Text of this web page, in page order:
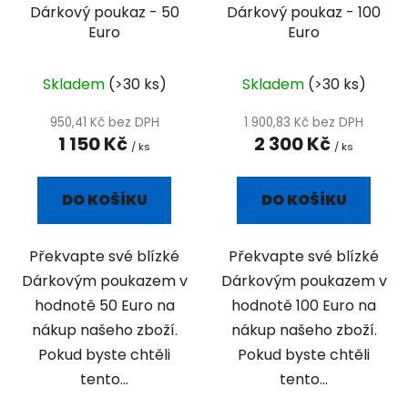
Dárkový poukaz - 50
Euro
Skladem (>30 ks)
950,41 Kč bez DPH
1 150 Kč / ks
DO KOŠÍKU
Překvapte své blízké
Dárkovým poukazem v
hodnotě 50 Euro na
nákup našeho zboží.
Pokud byste chtěli
tento...
Dárkový poukaz - 100
Euro
Skladem (>30 ks)
1 900,83 Kč bez DPH
2 300 Kč / ks
DO KOŠÍKU
Překvapte své blízké
Dárkovým poukazem v
hodnotě 100 Euro na
nákup našeho zboží.
Pokud byste chtěli
tento...